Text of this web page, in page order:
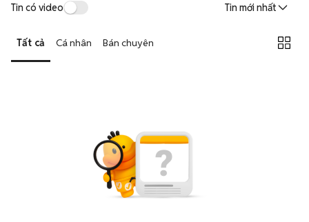
Tin có video Tin mới nhất
Tất cả Cá nhân Bán chuyên